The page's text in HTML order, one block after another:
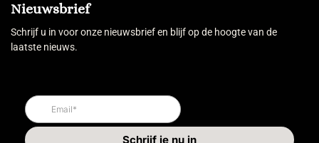
Nieuwsbrief
Schrijf u in voor onze nieuwsbrief en blijf op de hoogte van de
laatste nieuws.